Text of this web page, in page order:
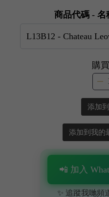
商品代碼 - 名
購
添加
添加到我的
📲 加入
✨ 追蹤我哋頻